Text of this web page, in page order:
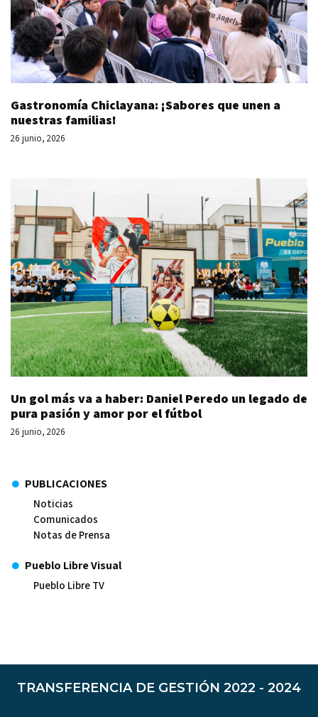
Gastronomía Chiclayana: ¡Sabores que unen a
nuestras familias!
26 junio, 2026
Un gol más va a haber: Daniel Peredo un legado de
pura pasión y amor por el fútbol
26 junio, 2026
PUBLICACIONES
Noticias
Comunicados
Notas de Prensa
Pueblo Libre Visual
Pueblo Libre TV
TRANSFERENCIA DE GESTIÓN 2022 - 2024